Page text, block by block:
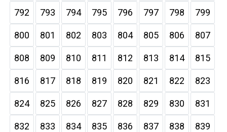
792 793 794 795 796 797 798 799
800 801 802 803 804 805 806 807
808 809 810 811 812 813 814 815
816 817 818 819 820 821 822 823
824 825 826 827 828 829 830 831
832 833 834 835 836 837 838 839